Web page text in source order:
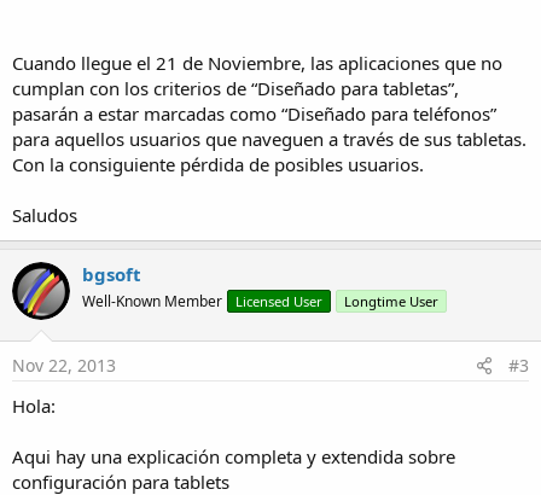
Cuando llegue el 21 de Noviembre, las aplicaciones que no
cumplan con los criterios de “Diseñado para tabletas”,
pasarán a estar marcadas como “Diseñado para teléfonos”
para aquellos usuarios que naveguen a través de sus tabletas.
Con la consiguiente pérdida de posibles usuarios.
Saludos
bgsoft
Well-Known Member Licensed User Longtime User
Nov 22, 2013 #3
Hola:
Aqui hay una explicación completa y extendida sobre
configuración para tablets